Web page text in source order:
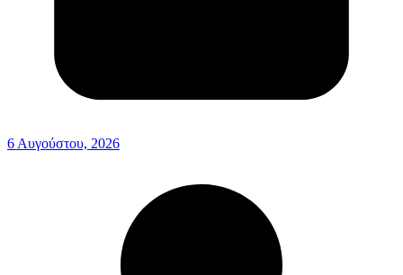
6 Αυγούστου, 2026